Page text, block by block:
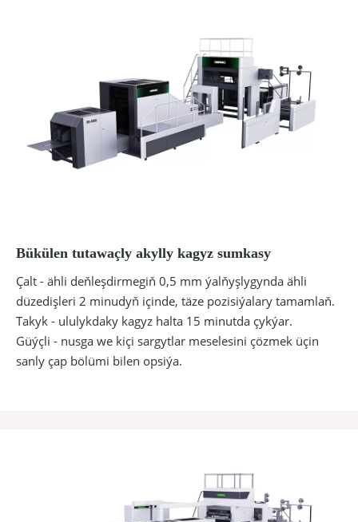
Bükülen tutawaçly akylly kagyz sumkasy
Çalt - ähli deňleşdirmegiň 0,5 mm ýalňyşlygynda ähli
düzedişleri 2 minudyň içinde, täze pozisiýalary tamamlaň.
Takyk - ululykdaky kagyz halta 15 minutda çykýar.
Güýçli - nusga we kiçi sargytlar meselesini çözmek üçin
sanly çap bölümi bilen opsiýa.